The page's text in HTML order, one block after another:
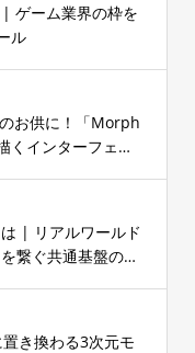
ゲーム業界の枠を
ル
お供に！「Morph
くインターフェー
| リアルワールド
繋ぐ共通基盤の設
き換わる3次元モ